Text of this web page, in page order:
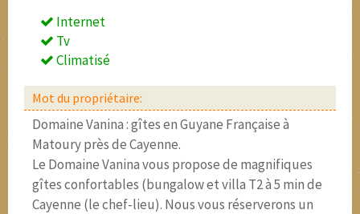
Internet
Tv
Climatisé
Mot du propriétaire:
Domaine Vanina : gîtes en Guyane Française à
Matoury près de Cayenne.
Le Domaine Vanina vous propose de magnifiques
gîtes confortables (bungalow et villa T2 à 5 min de
Cayenne (le chef-lieu). Nous vous réserverons un